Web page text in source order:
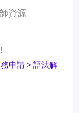
資源
申請 > 語法解